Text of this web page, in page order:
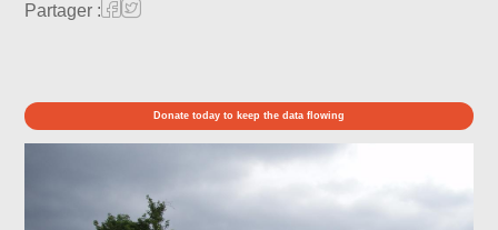
Partager :
Donate today to keep the data flowing